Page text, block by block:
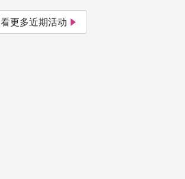
看更多近期活动